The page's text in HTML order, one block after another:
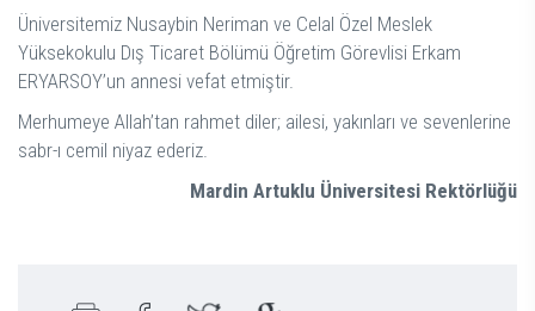
Üniversitemiz Nusaybin Neriman ve Celal Özel Meslek
Yüksekokulu Dış Ticaret Bölümü Öğretim Görevlisi Erkam
ERYARSOY’un annesi vefat etmiştir.
Merhumeye Allah’tan rahmet diler; ailesi, yakınları ve sevenlerine
sabr-ı cemil niyaz ederiz.
Mardin Artuklu Üniversitesi Rektörlüğü